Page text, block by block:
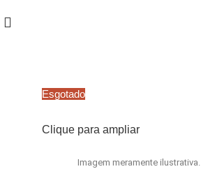
Esgotado
Clique para ampliar
Imagem meramente ilustrativa.